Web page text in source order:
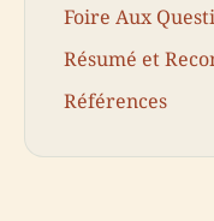
Foire Aux
Résumé et
Références